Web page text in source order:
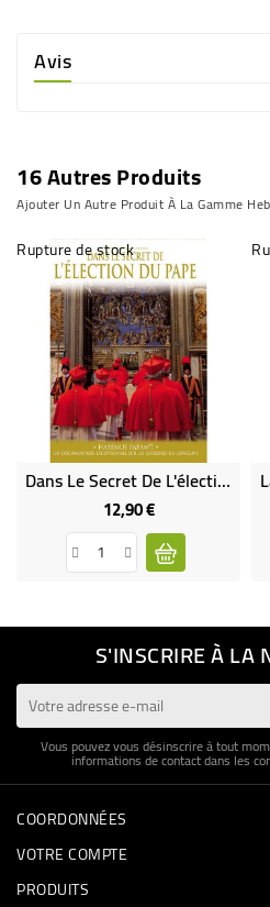
Avis
16 Autres Produits
Ajouter Un Autre Produit À La Gamme
Rupture de stock
Dans Le Secret De L'élection Du Pape DVD (neuf)
12,90 €Prix
S'INSCRIRE À LA
Vous pouvez vous désinscrire à tout
informations de contact dans les
COORDONNÉES
VOTRE COMPTE
PRODUITS